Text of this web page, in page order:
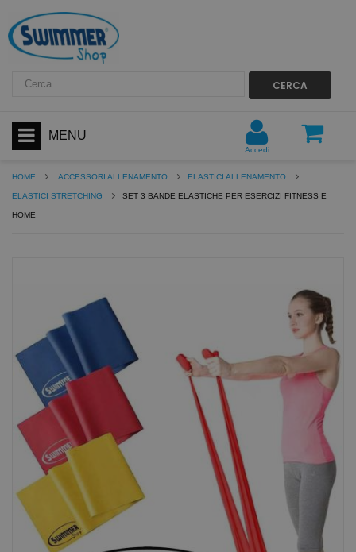
CERCA
MENU
Accedi
HOME ACCESSORI ALLENAMENTO ELASTICI ALLENAMENTO
ELASTICI STRETCHING SET 3 BANDE ELASTICHE PER ESERCIZI FITNESS E
HOME